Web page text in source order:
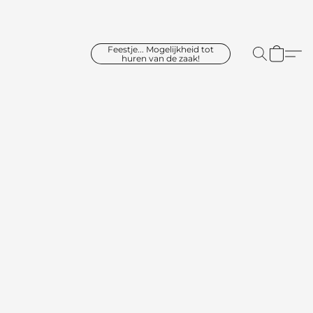
Feestje... Mogelijkheid tot
huren van de zaak!